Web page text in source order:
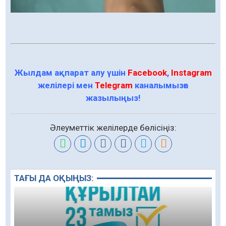
Жылдам ақпарат алу үшін Facebook, Instagram
желілері мен Telegram каналымызға
жазылыңыз!
Әлеуметтік желілерде бөлісіңіз:
ТАҒЫ ДА ОҚЫҢЫЗ: